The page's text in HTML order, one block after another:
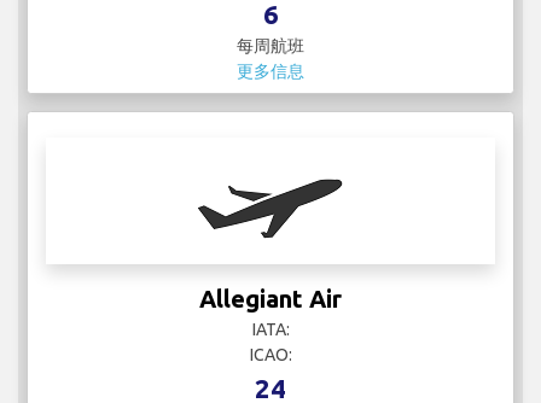
更多信息
Allegiant Air
IATA:
24
每周航班
更多信息